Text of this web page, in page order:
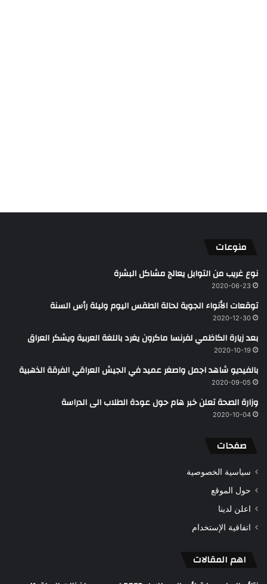
منوعات
نوع غريب من التوابل يعالج مشاكل البشرة
2020-06-23
توقعات الأنواء الجوية لحالة الطقس اليوم وليلة رأس السنة
2020-12-30
بعد زيارة الكاظمي لفرنسا ماكرون يغرد باللغة العربية ويشكر العراق
2020-10-19
بالفيديو شاهد اجمل واصغر عميد في الجيش العراقي الفرقة الذهبية
2020-09-05
وزارة الصحة تعلن خبر هام حول عودة الطلاب الى الدراسة
2020-10-04
صفحات
سياسية الخصوصية
حول الموقع
اعلن لدينا
اتفاقية الإستخدام
اهم المقالات